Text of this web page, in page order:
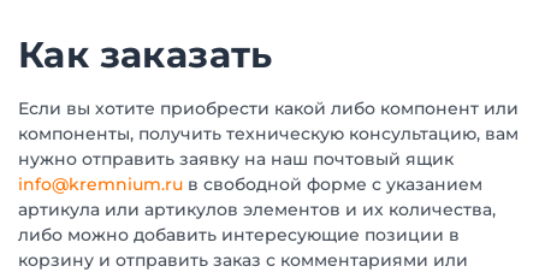
Как заказать
Если вы хотите приобрести какой либо компонент или
компоненты, получить техническую консультацию, вам
нужно отправить заявку на наш почтовый ящик
info@kremnium.ru в свободной форме с указанием
артикула или артикулов элементов и их количества,
либо можно добавить интересующие позиции в
корзину и отправить заказ с комментариями или